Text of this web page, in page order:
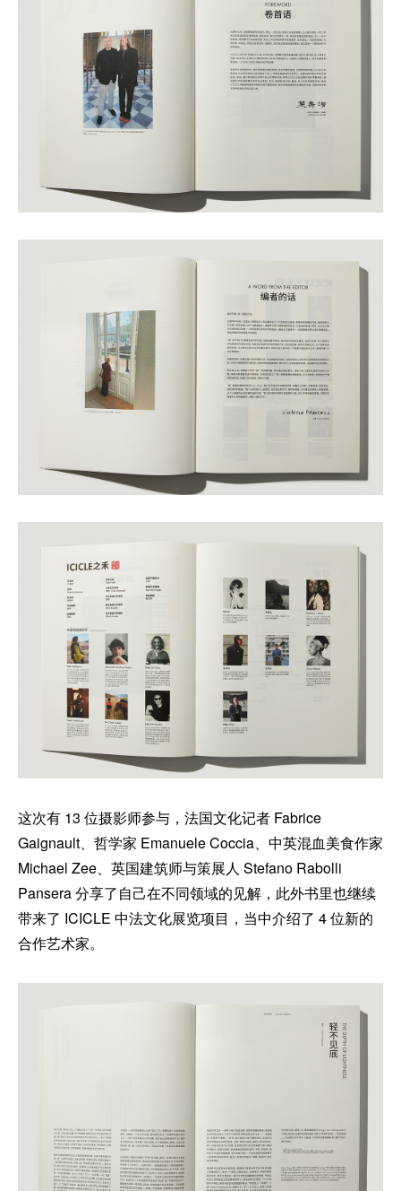
这次有 13 位摄影师参与，法国文化记者 Fabrice
Gaignault、哲学家 Emanuele Coccia、中英混血美食作家
Michael Zee、英国建筑师与策展人 Stefano Rabolli
Pansera 分享了自己在不同领域的见解，此外书里也继续
带来了 ICICLE 中法文化展览项目，当中介绍了 4 位新的
合作艺术家。